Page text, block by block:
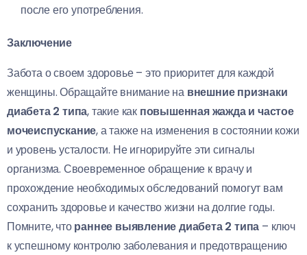
после его употребления.
Заключение
Забота о своем здоровье – это приоритет для каждой
женщины. Обращайте внимание на внешние признаки
диабета 2 типа, такие как повышенная жажда и частое
мочеиспускание, а также на изменения в состоянии кожи
и уровень усталости. Не игнорируйте эти сигналы
организма. Своевременное обращение к врачу и
прохождение необходимых обследований помогут вам
сохранить здоровье и качество жизни на долгие годы.
Помните, чтораннее выявление диабета 2 типа – ключ
к успешному контролю заболевания и предотвращению